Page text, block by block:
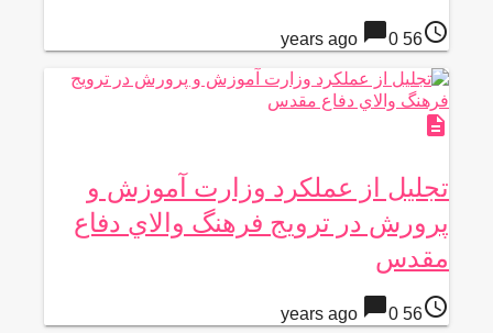
access_time
56 years ago
chat_bubble0
description
تجليل از عملكرد وزارت آموزش و
پرورش در ترويج فرهنگ والاي دفاع
مقدس
access_time
56 years ago
chat_bubble0